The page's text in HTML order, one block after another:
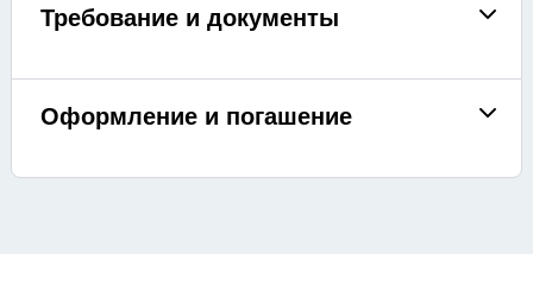
Требование и документы
Оформление и погашение